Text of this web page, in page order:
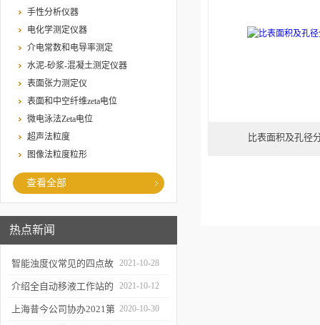
手性分析仪器
电化学测定仪器
介电常数和电导率测定
水泥-砂浆-混凝土测定仪器
表面张力测定仪
表面和中空纤维zeta电位
微电泳法Zeta电位
超声法粒度
图像法粒度粒形
查看全部
热点新闻
智能浊度仪常见的四点故
障
2021-10-28
介绍全自动移液工作站的
三种移液方式
2021-10-12
上海昔今公司协办2021第 2020-10-30
比表面积及孔径